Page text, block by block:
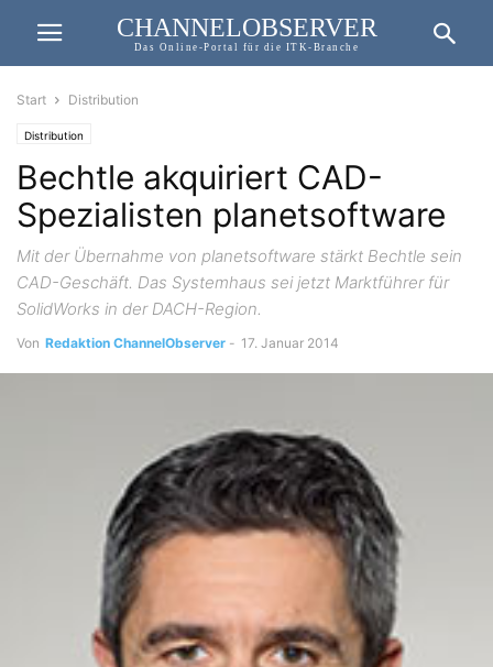
CHANNELOBSERVER
Das Online-Portal für die ITK-Branche
Start Distribution
Distribution
Bechtle akquiriert CAD-
Spezialisten planetsoftware
Mit der Übernahme von planetsoftware stärkt Bechtle sein
CAD-Geschäft. Das Systemhaus sei jetzt Marktführer für
SolidWorks in der DACH-Region.
Von Redaktion ChannelObserver - 17. Januar 2014